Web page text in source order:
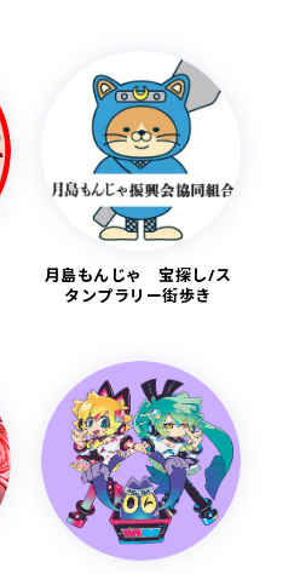
月島もんじゃ 宝探し/ス
タンプラリー街歩き